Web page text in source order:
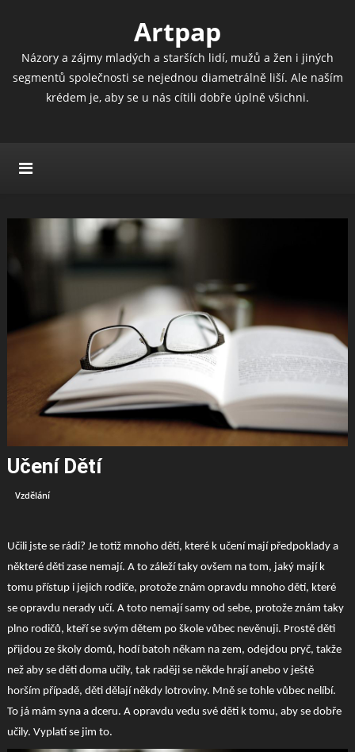
Artpap
Názory a zájmy mladých a starších lidí, mužů a žen i jiných
segmentů společnosti se nejednou diametrálně liší. Ale naším
krédem je, aby se u nás cítili dobře úplně všichni.
Učení Dětí
Vzdělání
Učili jste se rádi? Je totiž mnoho dětí, které k učení mají předpoklady a
některé děti zase nemají. A to záleží taky ovšem na tom, jaký mají k
tomu přístup i jejich rodiče, protože znám opravdu mnoho dětí, které
se opravdu nerady učí. A toto nemají samy od sebe, protože znám taky
plno rodičů, kteří se svým dětem po škole vůbec nevěnuji. Prostě děti
přijdou ze školy domů, hodí batoh někam na zem, odejdou pryč, takže
než aby se děti doma učily, tak raději se někde hrají anebo v ještě
horším případě, děti dělají někdy lotroviny. Mně se tohle vůbec nelíbí.
To já mám syna a dceru. A opravdu vedu své děti k tomu, aby se dobře
učily. Vyplatí se jim to.